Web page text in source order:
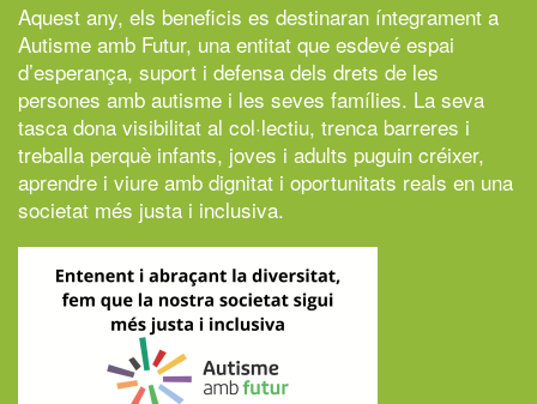
Aquest any, els beneficis es destinaran íntegrament a
Autisme amb Futur, una entitat que esdevé espai
d’esperança, suport i defensa dels drets de les
persones amb autisme i les seves famílies. La seva
tasca dona visibilitat al col·lectiu, trenca barreres i
treballa perquè infants, joves i adults puguin créixer,
aprendre i viure amb dignitat i oportunitats reals en una
societat més justa i inclusiva.